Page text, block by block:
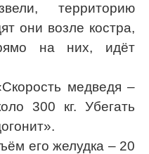
территорию
они возле костра,
на них, идёт
медведя –
300 кг. Убегать
его желудка – 20